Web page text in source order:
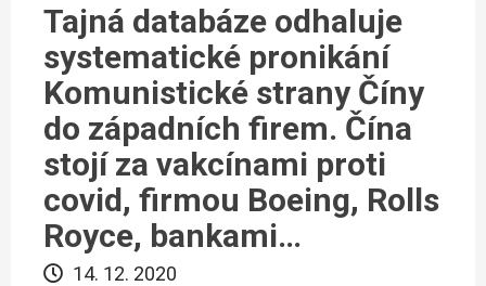
Tajná databáze odhaluje
systematické pronikání
Komunistické strany Číny
do západních firem. Čína
stojí za vakcínami proti
covid, firmou Boeing, Rolls
Royce, bankami…
14. 12. 2020